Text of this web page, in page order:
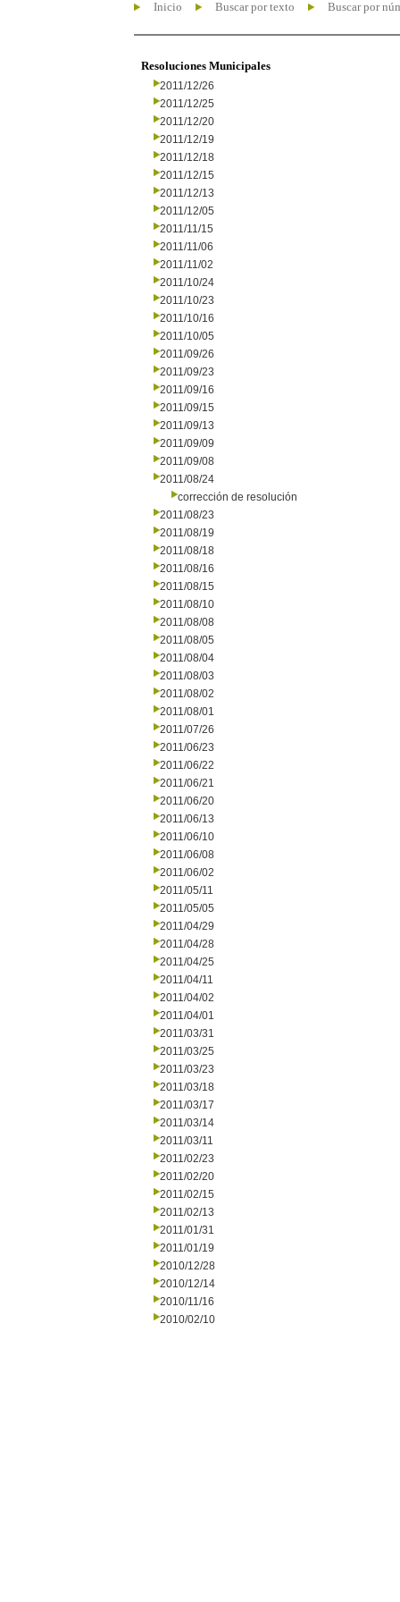
Inicio Buscar por texto Buscar por
Resoluciones Municipales
2011/12/26
2011/12/25
2011/12/20
2011/12/19
2011/12/18
2011/12/15
2011/12/13
2011/12/05
2011/11/15
2011/11/06
2011/11/02
2011/10/24
2011/10/23
2011/10/16
2011/10/05
2011/09/26
2011/09/23
2011/09/16
2011/09/15
2011/09/13
2011/09/09
2011/09/08
2011/08/24
corrección de resolución
2011/08/23
2011/08/19
2011/08/18
2011/08/16
2011/08/15
2011/08/10
2011/08/08
2011/08/05
2011/08/04
2011/08/03
2011/08/02
2011/08/01
2011/07/26
2011/06/23
2011/06/22
2011/06/21
2011/06/20
2011/06/13
2011/06/10
2011/06/08
2011/06/02
2011/05/11
2011/05/05
2011/04/29
2011/04/28
2011/04/25
2011/04/11
2011/04/02
2011/04/01
2011/03/31
2011/03/25
2011/03/23
2011/03/18
2011/03/17
2011/03/14
2011/03/11
2011/02/23
2011/02/20
2011/02/15
2011/02/13
2011/01/31
2011/01/19
2010/12/28
2010/12/14
2010/11/16
2010/02/10